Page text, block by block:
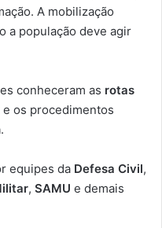
A mobilização
a população deve agir
conheceram as rotas
e os procedimentos
equipes da Defesa Civil,
, SAMU e demais